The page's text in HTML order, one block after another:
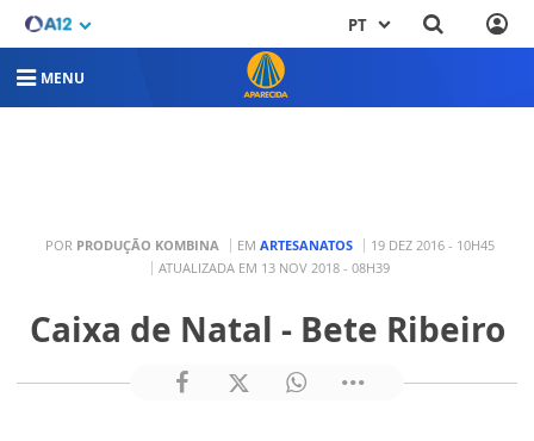
PT
MENU
POR PRODUÇÃO KOMBINA EM ARTESANATOS
19 DEZ 2016 - 10H45
ATUALIZADA EM 13 NOV 2018 - 08H39
Caixa de Natal - Bete Ribeiro